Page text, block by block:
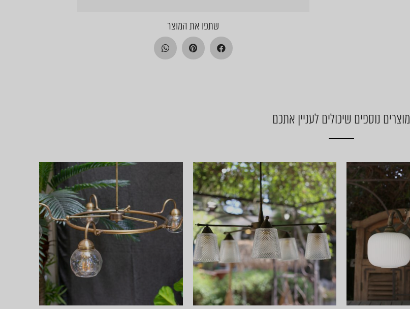
שתפו את המוצר
מוצרים נוספים שיכולים לעניין אתכם